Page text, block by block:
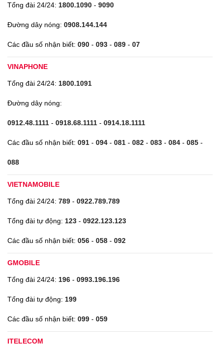
Tổng đài 24/24: 1800.1090 - 9090
Đường dây nóng: 0908.144.144
Các đầu số nhận biết: 090 - 093 - 089 - 07
VINAPHONE
Tổng đài 24/24: 1800.1091
Đường dây nóng:
0912.48.1111 - 0918.68.1111 - 0914.18.1111
Các đầu số nhận biết: 091 - 094 - 081 - 082 - 083 - 084 - 085 -
088
VIETNAMOBILE
Tổng đài 24/24: 789 - 0922.789.789
Tổng đài tự động: 123 - 0922.123.123
Các đầu số nhận biết: 056 - 058 - 092
GMOBILE
Tổng đài 24/24: 196 - 0993.196.196
Tổng đài tự động: 199
Các đầu số nhận biết: 099 - 059
ITELECOM